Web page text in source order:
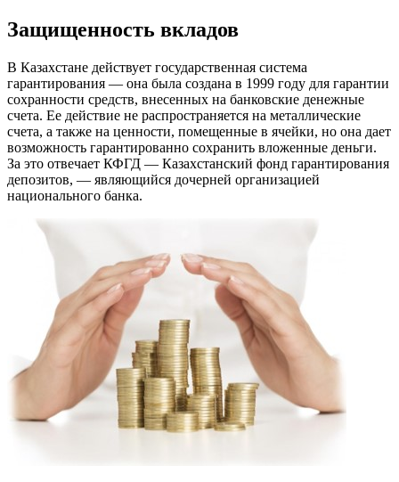
Защищенность вкладов
В Казахстане действует государственная система
гарантирования — она была создана в 1999 году для гарантии
сохранности средств, внесенных на банковские денежные
счета. Ее действие не распространяется на металлические
счета, а также на ценности, помещенные в ячейки, но она дает
возможность гарантированно сохранить вложенные деньги.
За это отвечает КФГД — Казахстанский фонд гарантирования
депозитов, — являющийся дочерней организацией
национального банка.